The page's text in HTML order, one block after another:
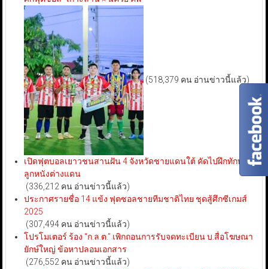
(518,379 คน อ่านข่าวนี้แล้ว)
เปิดฟุตบอลเยาวชนสานฝัน 4 จังหวัดชายแดนใต้ คัดไปฝึกทักษะ
ลูกหนังต่างแดน
(336,212 คน อ่านข่าวนี้แล้ว)
ประกาศรายชื่อ 14 แข้ง ฟุตซอลชายทีมชาติไทย ชุดสู้ศึกซีเกมส์
2025
(307,494 คน อ่านข่าวนี้แล้ว)
โปรโมเตอร์ ร้อง “ก.ล.ต.” เพิกถอนการรับจดทะเบียน บ.สื่อโฆษณา
ยักษ์ใหญ่ ข้อหาปลอมเอกสาร
(276,552 คน อ่านข่าวนี้แล้ว)